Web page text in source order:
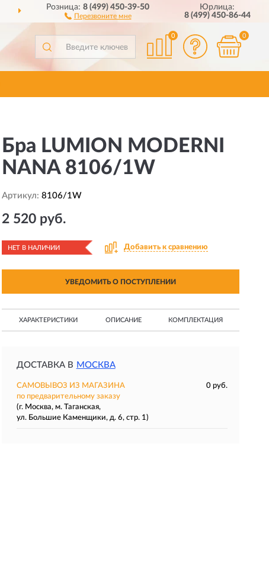
ПОЛНЫЙ АССОРТИМЕНТ БРЕНДА
Розница:8 (499) 450-39-50
Перезвоните мне
Юрлица:
8 (499) 450-86-44
0 0
Бра LUMION MODERNI
NANA 8106/1W
Артикул: 8106/1W
2 520 руб.
НЕТ В НАЛИЧИИ Добавить к сравнению
УВЕДОМИТЬ О ПОСТУПЛЕНИИ
ХАРАКТЕРИСТИКИ ОПИСАНИЕ КОМПЛЕКТАЦИЯ
ДОСТАВКА В МОСКВА
САМОВЫВОЗ ИЗ МАГАЗИНА
0 руб.
по предварительному заказу
(г. Москва, м. Таганская,
ул. Большие Каменщики, д. 6, стр. 1)